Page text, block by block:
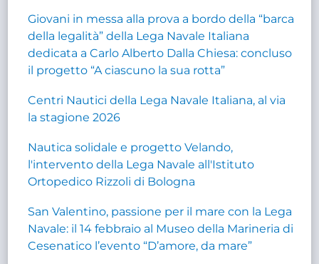
Giovani in messa alla prova a bordo della “barca
della legalità” della Lega Navale Italiana
dedicata a Carlo Alberto Dalla Chiesa: concluso
il progetto “A ciascuno la sua rotta”
Centri Nautici della Lega Navale Italiana, al via
la stagione 2026
Nautica solidale e progetto Velando,
l'intervento della Lega Navale all'Istituto
Ortopedico Rizzoli di Bologna
San Valentino, passione per il mare con la Lega
Navale: il 14 febbraio al Museo della Marineria di
Cesenatico l’evento “D’amore, da mare”